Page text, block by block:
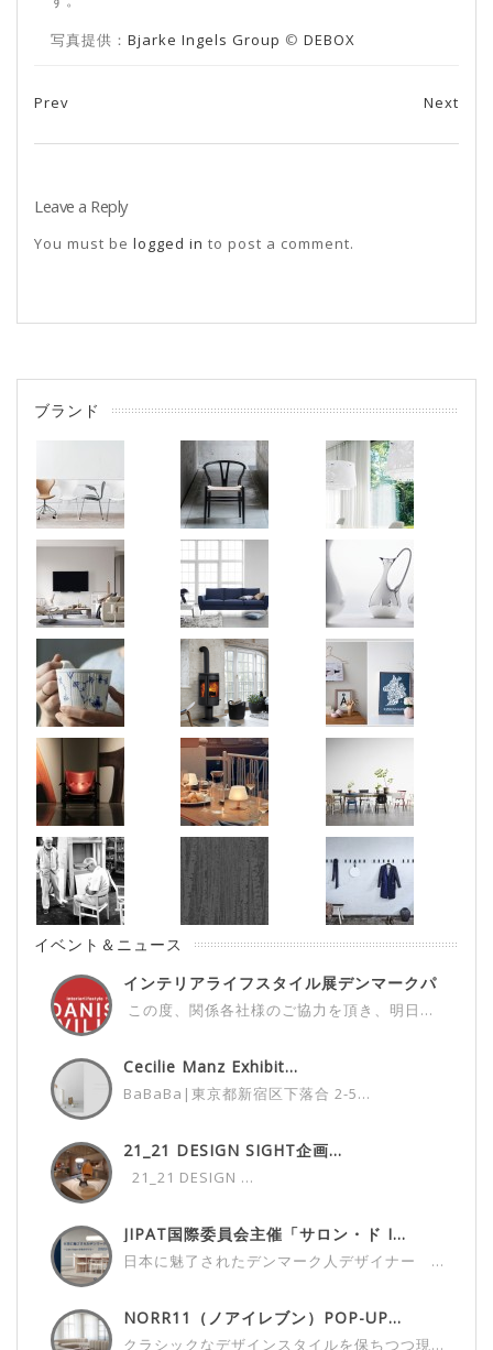
写真提供： Bjarke Ingels Group © DEBOX
Prev Next
Leave a Reply
You must be logged in to post a comment.
ブランド
イベント＆ニュース
インテリアライフスタイル展デンマークパ
この度、関係各社様のご協力を頂き、明日...
Cecilie Manz Exhibit...
BaBaBa|東京都新宿区下落合 2-5...
21_21 DESIGN SIGHT企画...
21_21 DESIGN ...
JIPAT国際委員会主催「サロン・ド I...
日本に魅了されたデンマーク人デザイナー ...
NORR11（ノアイレブン）POP-UP...
クラシックなデザインスタイルを保ちつつ現...